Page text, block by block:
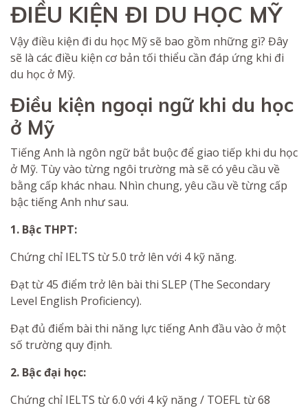
ĐIỀU KIỆN ĐI DU HỌC MỸ
Vậy điều kiện đi du học Mỹ sẽ bao gồm những gì? Đây
sẽ là các điều kiện cơ bản tối thiểu cần đáp ứng khi đi
du học ở Mỹ.
Điều kiện ngoại ngữ khi du học
ở Mỹ
Tiếng Anh là ngôn ngữ bắt buộc để giao tiếp khi du học
ở Mỹ. Tùy vào từng ngôi trường mà sẽ có yêu cầu về
bằng cấp khác nhau. Nhìn chung, yêu cầu về từng cấp
bậc tiếng Anh như sau.
1. Bậc THPT:
Chứng chỉ IELTS từ 5.0 trở lên với 4 kỹ năng.
Đạt từ 45 điểm trở lên bài thi SLEP (The Secondary
Level English Proficiency).
Đạt đủ điểm bài thi năng lực tiếng Anh đầu vào ở một
số trường quy định.
2. Bậc đại học:
Chứng chỉ IELTS từ 6.0 với 4 kỹ năng / TOEFL từ 68